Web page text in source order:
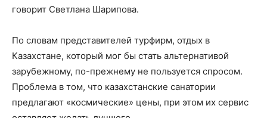
говорит Светлана Шарипова.
По словам представителей турфирм, отдых в
Казахстане, который мог бы стать альтернативой
зарубежному, по-прежнему не пользуется спросом.
Проблема в том, что казахстанские санатории
предлагают «космические» цены, при этом их сервис